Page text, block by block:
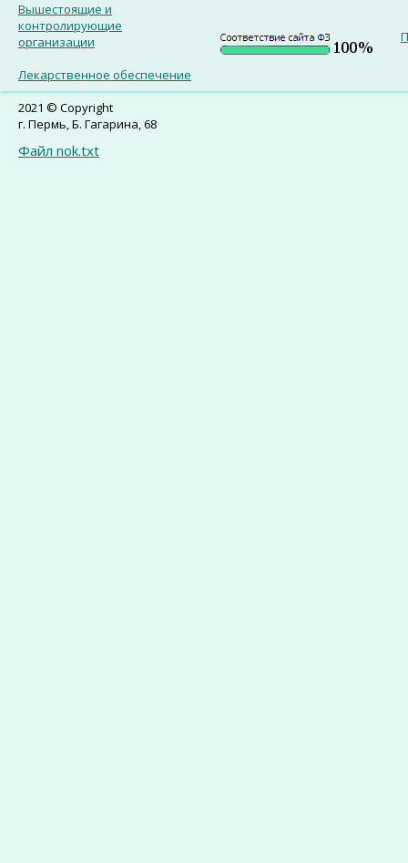
Вышестоящие и
контролирующие
организации
Лекарственное обеспечение
2021 © Copyright
г. Пермь, Б. Гагарина, 68
Файл nok.txt